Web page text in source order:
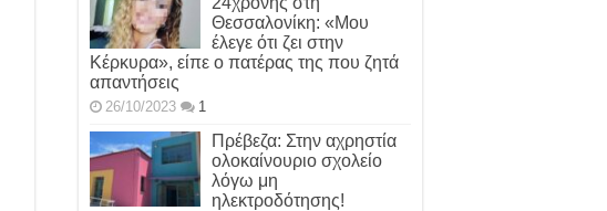
Θεσσαλονίκη: «Μου
έλεγε ότι ζει στην
Κέρκυρα», είπε ο πατέρας της που ζητά
απαντήσεις
26/10/2023 1
Πρέβεζα: Στην αχρηστία
ολοκαίνουριο σχολείο
λόγω μη
ηλεκτροδότησης!